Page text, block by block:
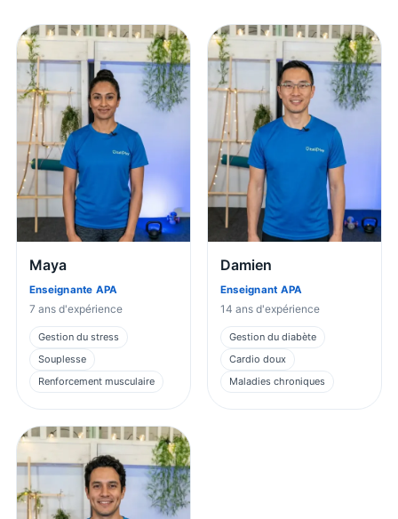
Maya
Enseignante APA
7 ans d'expérience
Gestion du stress
Souplesse
Renforcement musculaire
Damien
Enseignant APA
14 ans d'expérience
Gestion du diabète
Cardio doux
Maladies chroniques